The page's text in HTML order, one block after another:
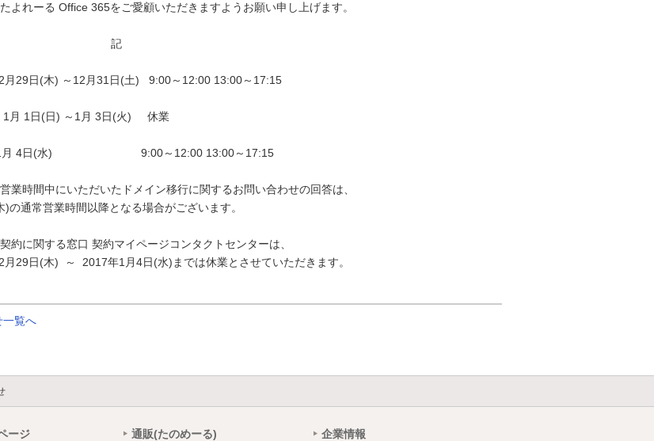
よれーる Office 365をご愛顧いただきますようお願い申し上げます。
月29日(木) ～12月31日(土) 9:00～12:00 13:00～17:15
月 1日(日) ～1月 3日(火) 休業
1月 4日(水) 9:00～12:00 13:00～17:15
業時間中にいただいたドメイン移行に関するお問い合わせの回答は、
)の通常営業時間以降となる場合がございます。
約に関する窓口 契約マイページコンタクトセンターは、
月29日(木) ～ 2017年1月4日(水)までは休業とさせていただきます。
一覧へ
ージ 通販(たのめーる) 企業情報